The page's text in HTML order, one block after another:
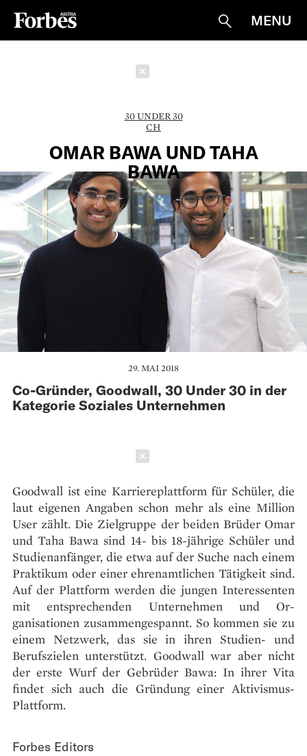
Suche
MENU
30 UNDER 30
CH
OMAR BAWA UND TAHA
BAWA
29. MAI 2018
Co-Gründer, Goodwall, 30 Under 30 in der
Kategorie Soziales Unternehmen
Goodwall ist eine Karriereplattform für Schüler, die
laut eigenen Angaben schon mehr als eine Million
User zählt. Die Zielgruppe der beiden Brüder Omar
und Taha Bawa sind 14- bis 18-jährige Schüler und
Studienanfänger, die etwa auf der Suche nach einem
Praktikum oder einer ehrenamtlichen Tätigkeit sind.
Auf der Plattform werden die jungen Interessenten
mit entsprechenden Unternehmen und Or­­
ganisationen zusammengespannt. So kommen sie zu
einem Netzwerk, das sie in ihren Studien- und
Berufszielen unterstützt. Goodwall war aber nicht
der erste Wurf der Gebrüder Bawa: In ihrer Vita
findet sich auch die Gründung einer Aktivismus-
Plattform.
Forbes Editors